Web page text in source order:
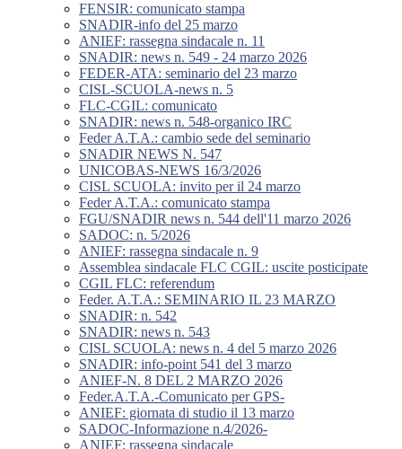
FENSIR: comunicato stampa
SNADIR-info del 25 marzo
ANIEF: rassegna sindacale n. 11
SNADIR: news n. 549 - 24 marzo 2026
FEDER-ATA: seminario del 23 marzo
CISL-SCUOLA-news n. 5
FLC-CGIL: comunicato
SNADIR: news n. 548-organico IRC
Feder A.T.A.: cambio sede del seminario
SNADIR NEWS N. 547
UNICOBAS-NEWS 16/3/2026
CISL SCUOLA: invito per il 24 marzo
Feder A.T.A.: comunicato stampa
FGU/SNADIR news n. 544 dell'11 marzo 2026
SADOC: n. 5/2026
ANIEF: rassegna sindacale n. 9
Assemblea sindacale FLC CGIL: uscite posticipate
CGIL FLC: referendum
Feder. A.T.A.: SEMINARIO IL 23 MARZO
SNADIR: n. 542
SNADIR: news n. 543
CISL SCUOLA: news n. 4 del 5 marzo 2026
SNADIR: info-point 541 del 3 marzo
ANIEF-N. 8 DEL 2 MARZO 2026
Feder.A.T.A.-Comunicato per GPS-
ANIEF: giornata di studio il 13 marzo
SADOC-Informazione n.4/2026-
ANIEF: rassegna sindacale